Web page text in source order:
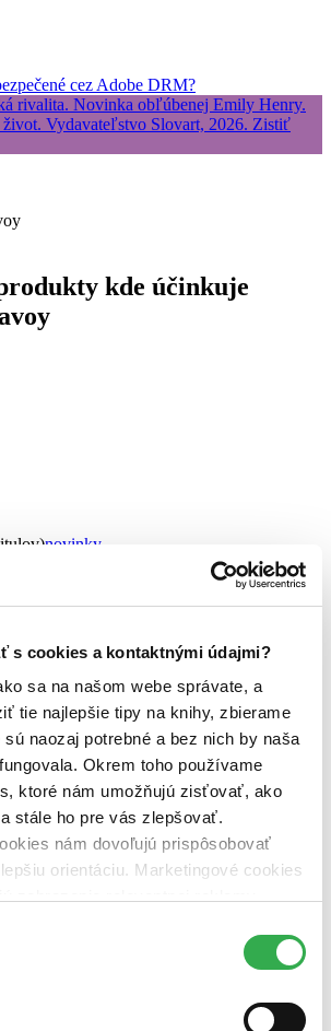
s cookies a kontaktnými údajmi?
sa na našom webe správate, a
tie najlepšie tipy na knihy, zbierame
naozaj potrebné a bez nich by naša
Okrem toho používame
ktoré nám umožňujú zisťovať, ako
stále ho pre vás zlepšovať.
nám dovoľujú prispôsobovať
orientáciu. Marketingové cookies
sme mohli používať všetky tieto
cez Adobe DRM?
kde účinkuje
novinky
(0 titulov)
titulov)predpredaj
vypredaných) (0 titulov)dostupná (bez
nová
čítaná
stav (0 titulov)čítaná - výborný stav
opotrebovaná (0 titulov)čítaná - mierne
vypredaných kníh (0 titulov)čítané verzie